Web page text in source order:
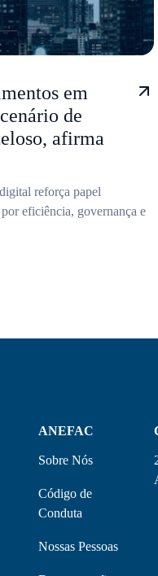
em
de
afirma
reforça papel
eficiência, governança e
ANEFAC
Sobre Nós
Código de
Conduta
Nossas Pessoas